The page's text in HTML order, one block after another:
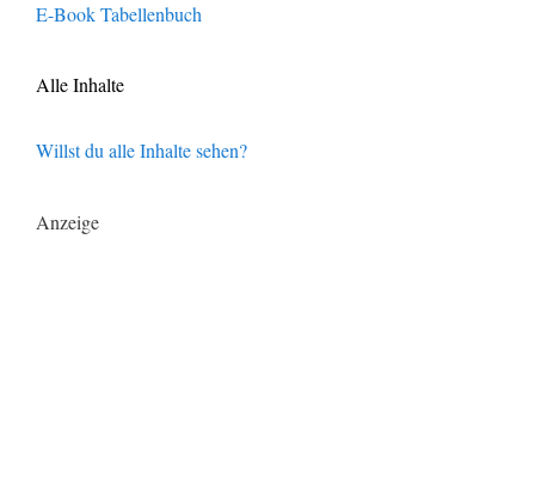
E-Book Tabellenbuch
Alle Inhalte
Willst du alle Inhalte sehen?
Anzeige